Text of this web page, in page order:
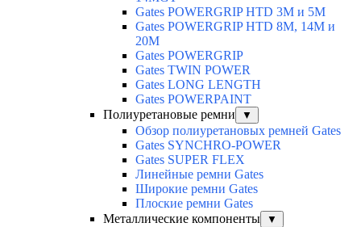
Gates POWERGRIP HTD 3M и 5M
Gates POWERGRIP HTD 8M, 14M и
20M
Gates POWERGRIP
Gates TWIN POWER
Gates LONG LENGTH
Gates POWERPAINT
Полиуретановые ремни
▼
Обзор полиуретановых ремней Gates
Gates SYNCHRO-POWER
Gates SUPER FLEX
Линейные ремни Gates
Широкие ремни Gates
Плоские ремни Gates
Металлические компоненты
▼